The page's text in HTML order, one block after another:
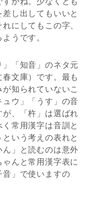
し出してもいいと
にしてもこの字、
うです。
「知音」のネタ元
春文庫）です。最も
知られていないこ
ウ」「うす」の音
、「杵」は選ばれ
常用漢字は音訓と
いう考えの表れと
」と読むのは意外
んと常用漢字表に
」で使いますの